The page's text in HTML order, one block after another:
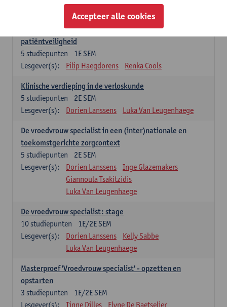
De professional als beheerder van kwaliteitszorg en
patiëntveiligheid
1E SEM
5 studiepunten
Lesgever(s):
Filip Haegdorens Renka Cools
Klinische verdieping in de verloskunde
2E SEM
5 studiepunten
Lesgever(s):
Dorien Lanssens Luka Van Leugenhaege
De vroedvrouw specialist in een (inter)nationale en
toekomstgerichte zorgcontext
2E SEM
5 studiepunten
Lesgever(s):
Dorien Lanssens
Inge Glazemakers
Giannoula Tsakitzidis
Luka Van Leugenhaege
De vroedvrouw specialist: stage
1E/2E SEM
10studiepunten
Lesgever(s):
Dorien Lanssens
Kelly Sabbe
Luka Van Leugenhaege
Masterproef 'Vroedvrouw specialist' - opzetten en
opstarten
1E/2E SEM
3 studiepunten
Lesgever(s):
Tinne Dilles Elyne De Baetselier
Accepteer alle cookies